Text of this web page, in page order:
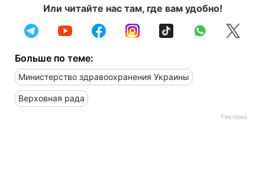
Или читайте нас там, где вам удобно!
Больше по теме:
Министерство здравоохранения Украины
Верховная рада